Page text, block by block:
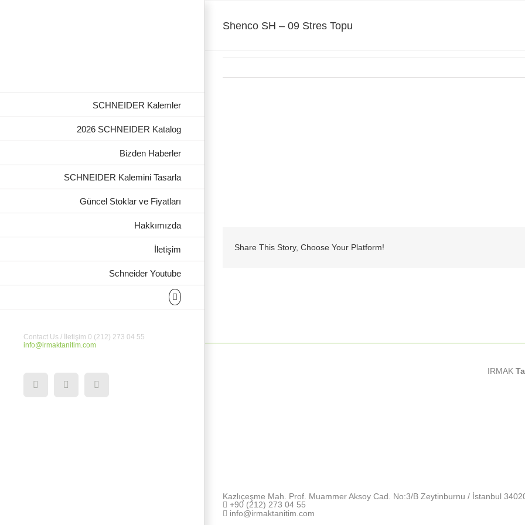
SCHNEIDER Kalemler
2026 SCHNEIDER Katalog
Bizden Haberler
SCHNEIDER Kalemini Tasarla
Güncel Stoklar ve Fiyatları
Hakkımızda
İletişim
Schneider Youtube
Contact Us / İletişim 0 (212) 273 04 55
info@irmaktanitim.com
YouTubeInstagramFacebook
Shenco SH – 09 Stres Topu
Share This Story, Choose Your Platform!
IRMAK
Kazlıçeşme Mah. Prof. Muammer Aksoy Cad. No:3/B Zeytinburnu / İstanbul
+90 (212) 273 04 55
info@irmaktanitim.com